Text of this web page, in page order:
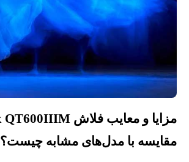
مقایسه با مدل‌های مشابه چیست؟